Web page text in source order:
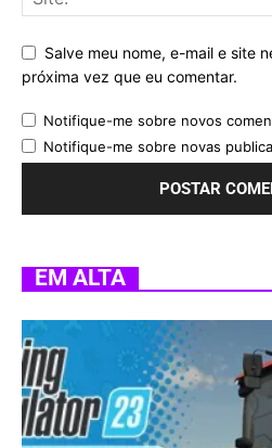
Salve meu nome, e-mail e site
próxima vez que eu comentar.
Notifique-me sobre novos
Notifique-me sobre novas
EM ALTA